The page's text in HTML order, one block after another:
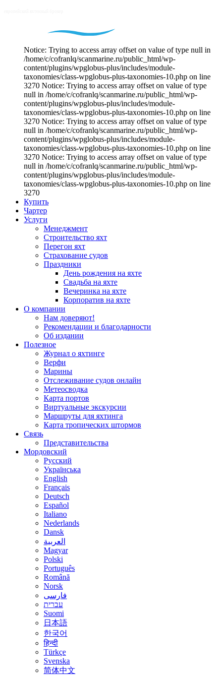
Notice: Trying to access array offset on value of type null in
/home/c/cofranlq/scanmarine.ru/public_html/wp-
content/plugins/wpglobus-plus/includes/module-
taxonomies/class-wpglobus-plus-taxonomies-10.php on line
3270 Notice: Trying to access array offset on value of type
null in /home/c/cofranlq/scanmarine.ru/public_html/wp-
content/plugins/wpglobus-plus/includes/module-
taxonomies/class-wpglobus-plus-taxonomies-10.php on line
3270 Notice: Trying to access array offset on value of type
null in /home/c/cofranlq/scanmarine.ru/public_html/wp-
content/plugins/wpglobus-plus/includes/module-
taxonomies/class-wpglobus-plus-taxonomies-10.php on line
3270 Notice: Trying to access array offset on value of type
null in /home/c/cofranlq/scanmarine.ru/public_html/wp-
content/plugins/wpglobus-plus/includes/module-
taxonomies/class-wpglobus-plus-taxonomies-10.php on line
3270
Купить
Чартер
Услуги
Менеджмент
Строительство яхт
Перегон яхт
Страхование судов
Праздники
День рождения на яхте
Свадьба на яхте
Вечеринка на яхте
Корпоратив на яхте
О компании
Нам доверяют!
Рекомендации и благодарности
Об издании
Полезное
Журнал о яхтинге
Верфи
Марины
Отслеживание судов онлайн
Метеосводка
Карта портов
Виртуальные экскурсии
Маршруты для яхтинга
Карта тропических штормов
Связь
Представительства
Мордовский
Русский
Українська
English
Français
Deutsch
Español
Italiano
Nederlands
Dansk
العربية
Magyar
Polski
Português
Română
Norsk
فارسی
עברית
Suomi
日本語
한국어
हिन्दी
Türkçe
Svenska
简体中文